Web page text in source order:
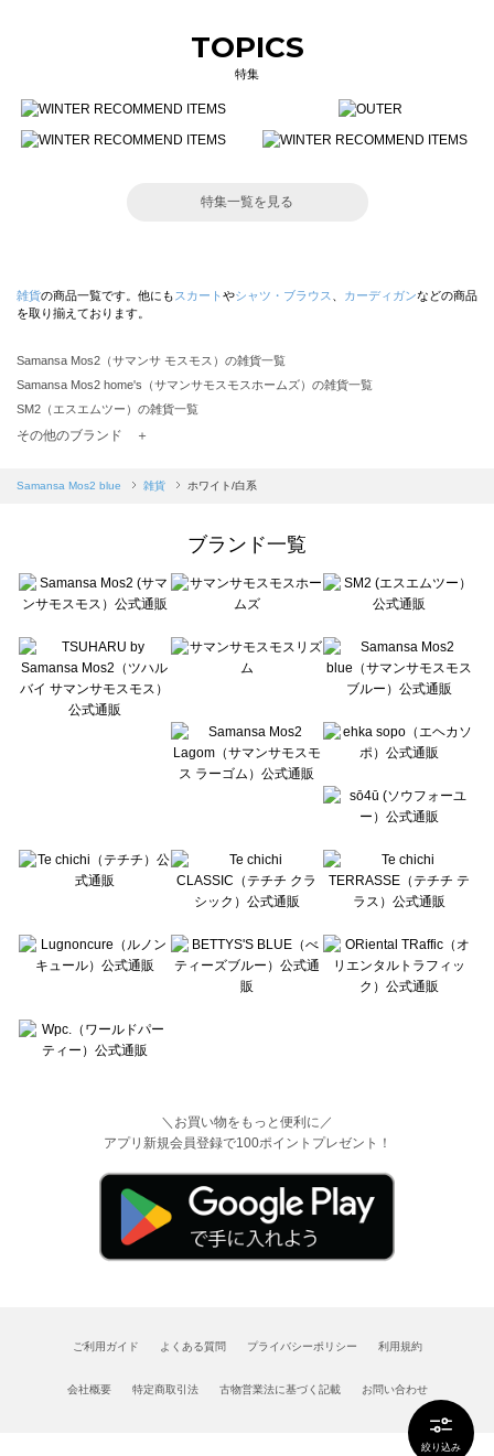
絞り込み
TOPICS
特集
特集一覧を見る
雑貨の商品一覧です。他にも スカート やシャツ・ブラウス カーディガンなどの商品
を取り揃えております。
Samansa Mos2（サマンサ モスモス）の雑貨一覧
Samansa Mos2 home's（サマンサモスモスホームズ）の雑貨一覧
SM2（エスエムツー）の雑貨一覧
TSUHARU by Samansa Mos2（ツハルバイサマンサモスモス）の雑貨一覧
Samansa Mos2 blue（サマンサモスモス ブルー）の雑貨一覧
sō4ū（ソウフォーユー）の雑貨一覧
Te chichi（テチチ）の雑貨一覧
Te chichi CLASSIC（テチチ クラシック）の雑貨一覧
Lugnoncure（ルノンキュール）の雑貨一覧
BETTY'S BLUE（べティーズブルー）の雑貨一覧
Wpc.（ワールドパーティー）の雑貨一覧
その他のブランド ＋
Samansa Mos2 blue 雑貨 ホワイト/白系
ブランド一覧
＼お買い物をもっと便利に／
アプリ新規会員登録で100ポイントプレゼント！
ご利用ガイド よくある質問 プライバシーポリシー 利用規約
会社概要 特定商取引法 古物営業法に基づく記載 お問い合わせ